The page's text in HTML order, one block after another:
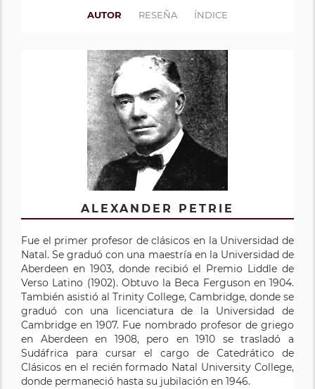
AUTOR RESEÑA ÍNDICE
ALEXANDER PETRIE
Fue el primer profesor de clásicos en la Universidad de
Natal. Se graduó con una maestría en la Universidad de
Aberdeen en 1903, donde recibió el Premio Liddle de
Verso Latino (1902). Obtuvo la Beca Ferguson en 1904.
También asistió al Trinity College, Cambridge, donde se
graduó con una licenciatura de la Universidad de
Cambridge en 1907. Fue nombrado profesor de griego
en Aberdeen en 1908, pero en 1910 se trasladó a
Sudáfrica para cursar el cargo de Catedrático de
Clásicos en el recién formado Natal University College,
donde permaneció hasta su jubilación en 1946.